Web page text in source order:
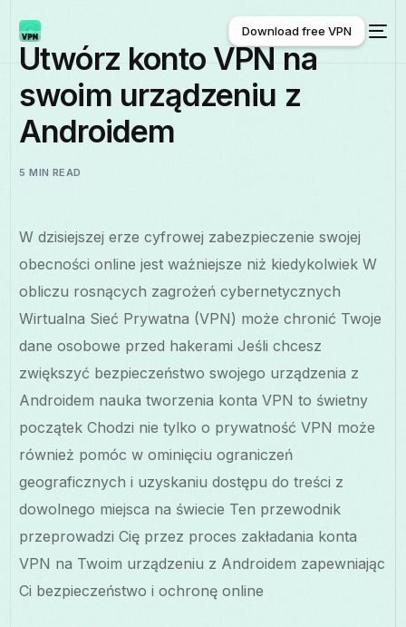
Polski
Download free VPN
Download free VPN
Utwórz konto VPN na
swoim urządzeniu z
Androidem
5 MIN READ
W dzisiejszej erze cyfrowej zabezpieczenie swojej
obecności online jest ważniejsze niż kiedykolwiek W
obliczu rosnących zagrożeń cybernetycznych
Wirtualna Sieć Prywatna (VPN) może chronić Twoje
dane osobowe przed hakerami Jeśli chcesz
zwiększyć bezpieczeństwo swojego urządzenia z
Androidem nauka tworzenia konta VPN to świetny
początek Chodzi nie tylko o prywatność VPN może
również pomóc w ominięciu ograniczeń
geograficznych i uzyskaniu dostępu do treści z
dowolnego miejsca na świecie Ten przewodnik
przeprowadzi Cię przez proces zakładania konta
VPN na Twoim urządzeniu z Androidem zapewniając
Ci bezpieczeństwo i ochronę online